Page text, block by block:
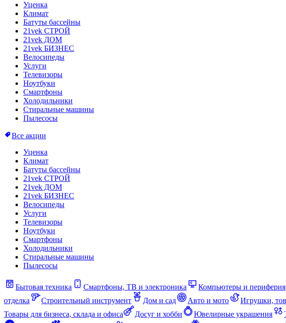
Уценка
Климат
Батуты бассейны
21vek СТРОЙ
21vek ДОМ
21vek БИЗНЕС
Велосипеды
Услуги
Телевизоры
Ноутбуки
Смартфоны
Холодильники
Стиральные машины
Пылесосы
Все акции
Уценка
Климат
Батуты бассейны
21vek СТРОЙ
21vek ДОМ
21vek БИЗНЕС
Велосипеды
Услуги
Телевизоры
Ноутбуки
Смартфоны
Холодильники
Стиральные машины
Пылесосы
Бытовая техника Смартфоны, ТВ и электроника Компьютеры и периферия
отделка
Строительный инструмент Дом и сад Авто и мото Игрушки,
Товары для бизнеса, склада и офиса
Досуг и хобби Ювелирные украшения